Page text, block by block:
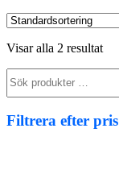
Visar alla 2 resultat
Filtrera efter pris